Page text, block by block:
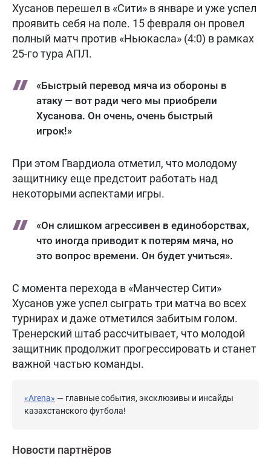
Хусанов перешел в «Сити» в январе и уже успел
проявить себя на поле. 15 февраля он провел
полный матч против «Ньюкасла» (4:0) в рамках
25-го тура АПЛ.
«Быстрый перевод мяча из обороны в
атаку — вот ради чего мы приобрели
Хусанова. Он очень, очень быстрый
игрок!»
При этом Гвардиола отметил, что молодому
защитнику еще предстоит работать над
некоторыми аспектами игры.
«Он слишком агрессивен в единоборствах,
что иногда приводит к потерям мяча, но
это вопрос времени. Он будет учиться».
С момента перехода в «Манчестер Сити»
Хусанов уже успел сыграть три матча во всех
турнирах и даже отметился забитым голом.
Тренерский штаб рассчитывает, что молодой
защитник продолжит прогрессировать и станет
важной частью команды.
«Arena» — главные события, эксклюзивы и инсайды
казахстанского футбола!